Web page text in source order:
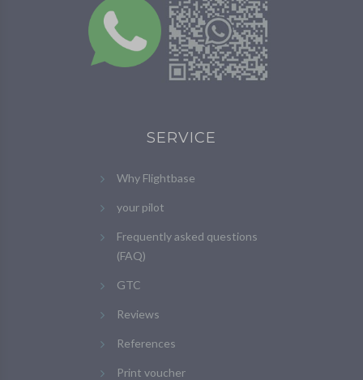
SERVICE
Why Flightbase
your pilot
Frequently asked questions
(FAQ)
GTC
Reviews
References
Print voucher